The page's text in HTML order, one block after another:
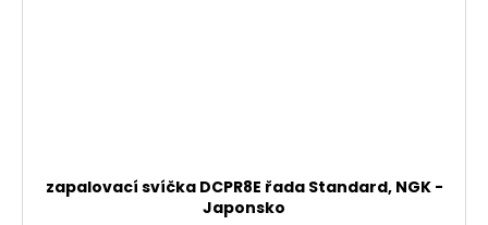
zapalovací svíčka DCPR8E řada Standard, NGK -
Japonsko